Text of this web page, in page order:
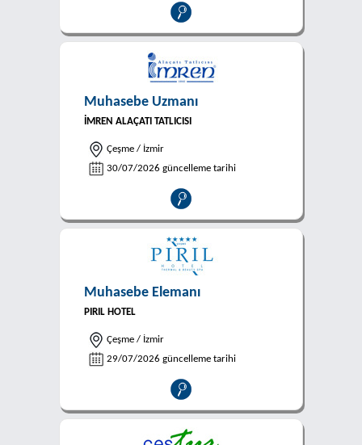
Muhasebe Uzmanı
İMREN ALAÇATI TATLICISI
Çeşme / İzmir
30/07/2026 güncelleme tarihi
Muhasebe Elemanı
PIRIL HOTEL
Çeşme / İzmir
29/07/2026 güncelleme tarihi